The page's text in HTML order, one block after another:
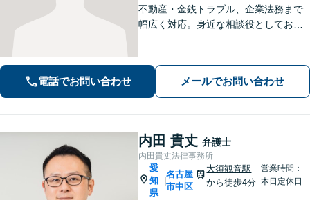
不動産・金銭トラブル、企業法務まで
幅広く対応。身近な相談役としてお悩
め、まずは気軽にご相談ください。
【土日祝対応可、夜間対応可】【オン
ライン対応可】
電話でお問い合わせ メールでお問い合わせ
内田 貴丈 弁護士
内田貴丈法律事務所
愛
知
県
|
名古屋
市中区
大須観音駅
から徒歩4分
営業時間：
本日定休日